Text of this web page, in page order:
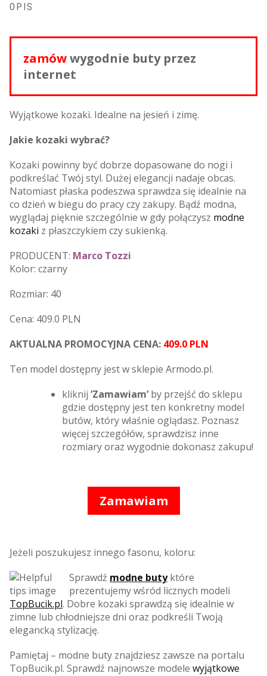
OPIS
zamówwygodnie buty przez
internet
Wyjątkowe kozaki. Idealne na jesień i zimę.
Jakie kozaki wybrać?
Kozaki powinny być dobrze dopasowane do nogi i
podkreślać Twój styl. Dużej elegancji nadaje obcas.
Natomiast płaska podeszwa sprawdza się idealnie na
co dzień w biegu do pracy czy zakupy. Bądź modna,
wyglądaj pięknie szczególnie w gdy połączysz modne
kozaki z płaszczykiem czy sukienką.
PRODUCENT: Marco Tozzi
Kolor: czarny
Rozmiar: 40
Cena: 409.0 PLN
AKTUALNA PROMOCYJNA CENA: 409.0 PLN
Ten model dostępny jest w sklepie Armodo.pl.
kliknij ’Zamawiam’by przejść do sklepu
gdzie dostępny jest ten konkretny model
butów, który właśnie oglądasz. Poznasz
więcej szczegółów, sprawdzisz inne
rozmiary oraz wygodnie dokonasz zakupu!
Zamawiam
Jeżeli poszukujesz innego fasonu, koloru:
Sprawdź modne butyktóre
prezentujemy wśród licznych modeli
TopBucik.pl. Dobre kozaki sprawdzą się idealnie w
zimne lub chłodniejsze dni oraz podkreśli Twoją
elegancką stylizację.
Pamiętaj – modne buty znajdziesz zawsze na portalu
TopBucik.pl. Sprawdź najnowsze modele wyjątkowe